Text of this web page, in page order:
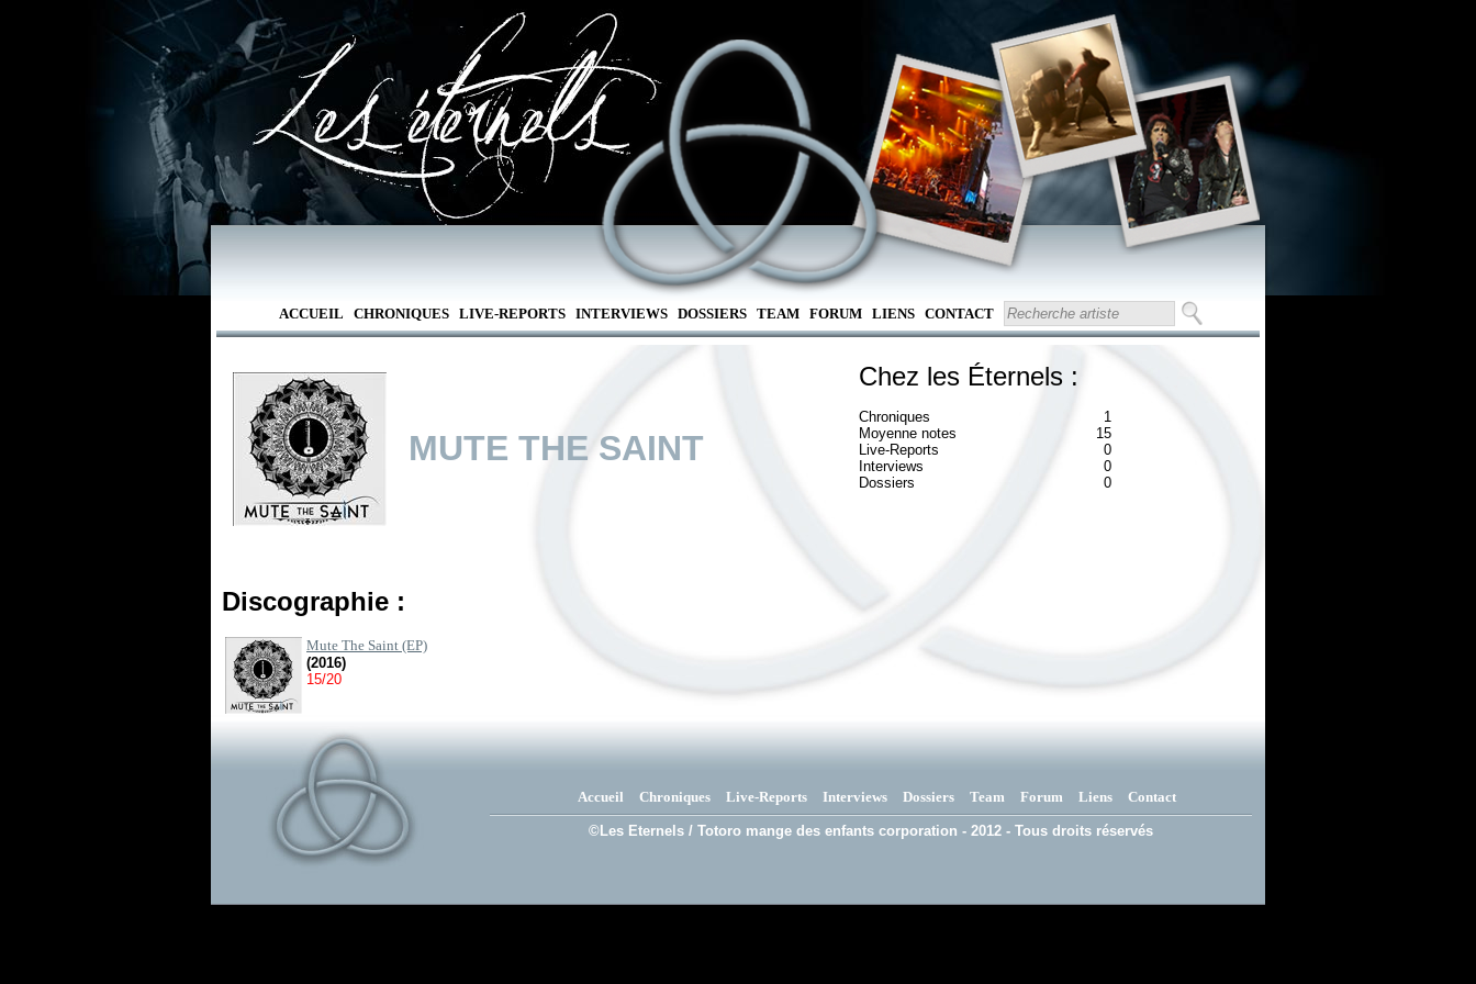
ACCUEIL CHRONIQUES LIVE-REPORTS INTERVIEWS DOSSIERS TEAM FORUM LIENS CONTACT
MUTE THE SAINT
Chez les Éternels :
Chroniques
1
Moyenne notes
15
Live-Reports
0
Interviews
0
Dossiers
0
Discographie :
Mute The Saint (EP)
(2016)
15/20
Accueil Chroniques Live-Reports Interviews Dossiers Team Forum Liens Contact
©Les Eternels / Totoro mange des enfants corporation - 2012 - Tous droits réservés